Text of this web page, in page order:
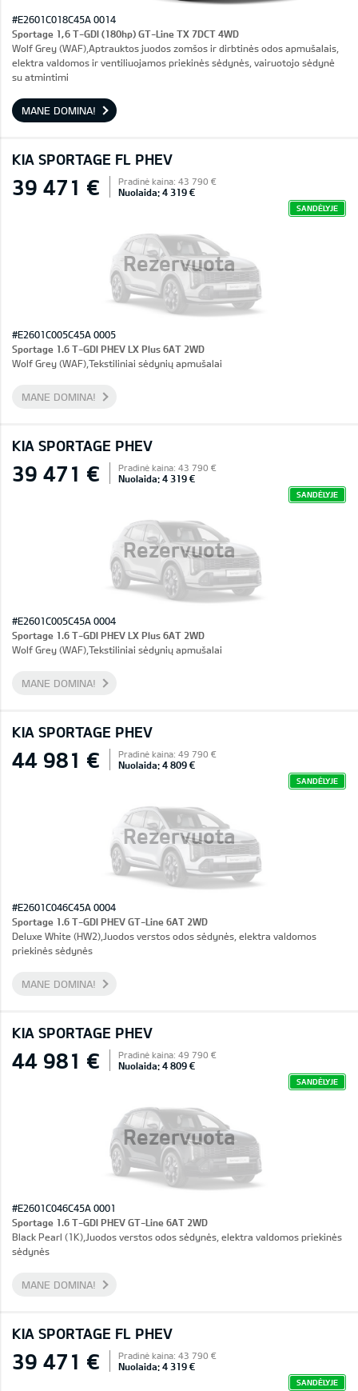
#E2601C018C45A 0014
Sportage 1,6 T-GDI (180hp) GT-Line TX 7DCT 4WD
Wolf Grey (WAF),Aptrauktos juodos zomšos ir dirbtinės odos apmušalais,
elektra valdomos ir ventiliuojamos priekinės sėdynės, vairuotojo sėdynė
su atmintimi
MANE DOMINA!
KIA SPORTAGE FL PHEV
Rezervuota
39 471 € Pradinė kaina: 43 790 €
Nuolaida: 4 319 €
SANDĖLYJE
#E2601C005C45A 0005
Sportage 1.6 T-GDI PHEV LX Plus 6AT 2WD
Wolf Grey (WAF),Tekstiliniai sėdynių apmušalai
MANE DOMINA!
KIA SPORTAGE PHEV
Rezervuota
39 471 € Pradinė kaina: 43 790 €
Nuolaida: 4 319 €
SANDĖLYJE
#E2601C005C45A 0004
Sportage 1.6 T-GDI PHEV LX Plus 6AT 2WD
Wolf Grey (WAF),Tekstiliniai sėdynių apmušalai
MANE DOMINA!
KIA SPORTAGE PHEV
Rezervuota
44 981 € Pradinė kaina: 49 790 €
Nuolaida: 4 809 €
SANDĖLYJE
#E2601C046C45A 0004
Sportage 1.6 T-GDI PHEV GT-Line 6AT 2WD
Deluxe White (HW2),Juodos verstos odos sėdynės, elektra valdomos
priekinės sėdynės
MANE DOMINA!
KIA SPORTAGE PHEV
Rezervuota
44 981 € Pradinė kaina: 49 790 €
Nuolaida: 4 809 €
SANDĖLYJE
#E2601C046C45A 0001
Sportage 1.6 T-GDI PHEV GT-Line 6AT 2WD
Black Pearl (1K),Juodos verstos odos sėdynės, elektra valdomos priekinės
sėdynės
MANE DOMINA!
KIA SPORTAGE FL PHEV
39 471 € Pradinė kaina: 43 790 €
Nuolaida: 4 319 €
SANDĖLYJE